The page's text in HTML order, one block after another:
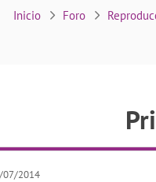
Inicio Foro
07/2014